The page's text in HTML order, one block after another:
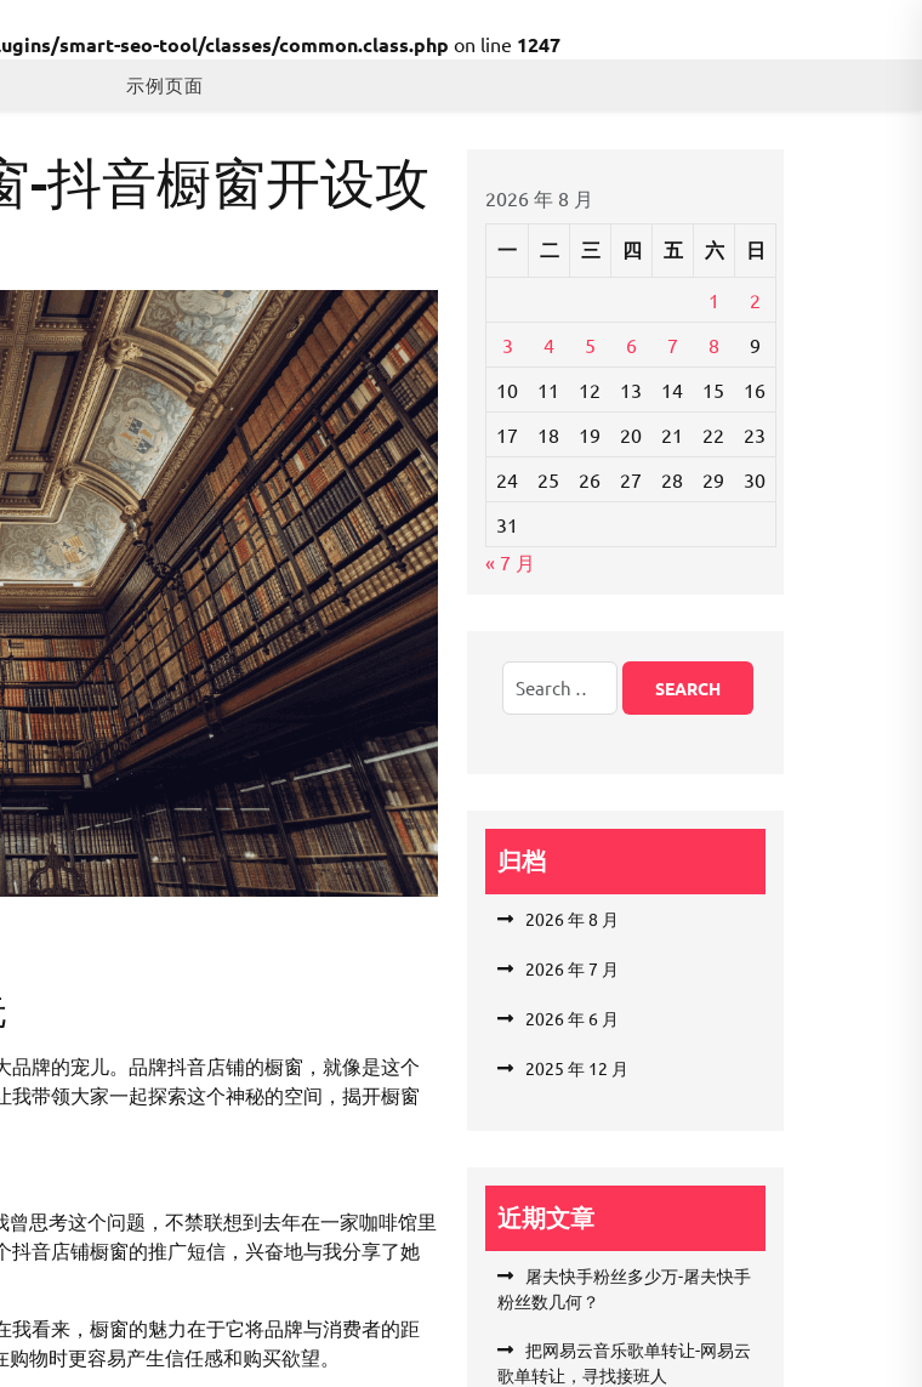
smart-seo-tool/classes/common.class.php on line 1247
示例页面
-抖音橱窗开设攻
牌的宠儿。品牌抖音店铺的橱窗，就像是这个
带领大家一起探索这个神秘的空间，揭开橱窗
思考这个问题，不禁联想到去年在一家咖啡馆里
音店铺橱窗的推广短信，兴奋地与我分享了她
看来，橱窗的魅力在于它将品牌与消费者的距
物时更容易产生信任感和购买欲望。
2026 年 8 月
一 二 三 四 五 六 日
1
2
3
4 5 6 7 8
9
10
11 12 13 14 15
16
17
18 19 20 21 22
23
24
25 26 27 28 29
30
31
« 7 月
归档
2026 年 8 月
2026 年 7 月
2026 年 6 月
2025 年 12 月
近期文章
屠夫快手粉丝多少万-屠夫快手
粉丝数几何？
把网易云音乐歌单转让-网易云
歌单转让，寻找接班人